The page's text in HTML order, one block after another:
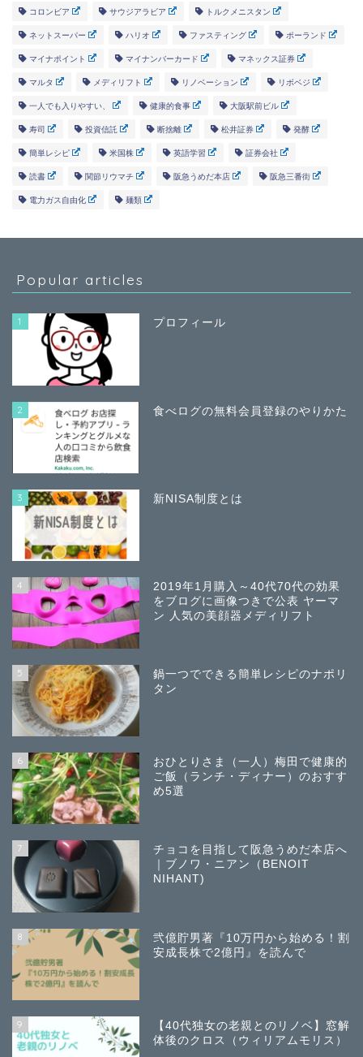
コロンビア サウジアラビア トルクメニスタン
ネットスーパー ハリオ ファスティング ポーランド
マイナポイント マイナンバーカード マネックス証券
マルタ メディリフト リノベーション リボベジ
一人でも入りやすい、 健康的食事 大阪駅前ビル
寿司 投資信託 断捨離 松井証券 発酵
簡単レシピ 米国株 英語学習 証券会社
読書 関節リウマチ 阪急うめだ本店 阪急三番街
電力ガス自由化 麺類
Popular articles
1 プロフィール
2 食べログの無料会員登録のやりかた
3 新NISA制度とは
4
2019年1月購入～40代70代の効果
をブログに画像つきで公表 ヤーマ
ン 人気の美顔器メディリフト
5
鍋一つでできる簡単レシピのナポリ
タン
6
おひとりさま（一人）梅田で健康的
ご飯（ランチ・ディナー）のおすす
め5選
7
チョコを目指して阪急うめだ本店へ
｜ブノワ・ニアン（BENOIT
NIHANT)
8
弐億貯男著『10万円から始める！割
安成長株で2億円』を読んで
9
【40代独女の老親とのリノベ】窓解
体後のクロス（ウィリアムモリス）